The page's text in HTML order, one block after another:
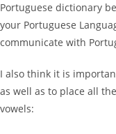
Portuguese dictionary
your Portuguese
communicate with
I also think it is
as well as to place all
vowels: